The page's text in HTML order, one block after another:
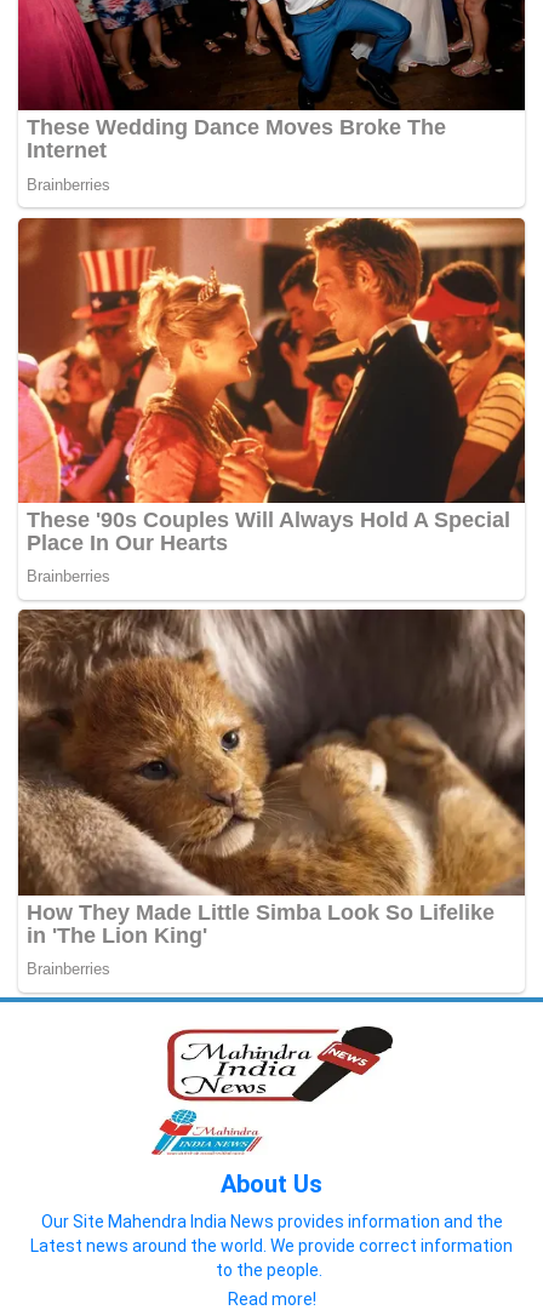
About Us
Our Site Mahendra India News provides information and the
Latest news around the world. We provide correct information
to the people.
Read more!